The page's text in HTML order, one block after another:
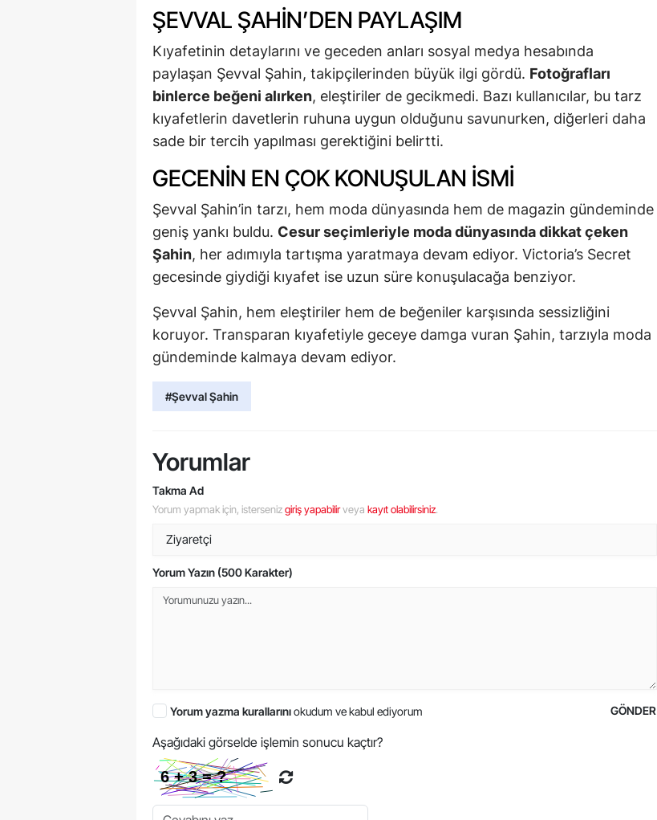
ŞEVVAL ŞAHIN’DEN PAYLAŞIM
Kıyafetinin detaylarını ve geceden anları sosyal medya hesabında
paylaşan Şevval Şahin, takipçilerinden büyük ilgi gördü. Fotoğrafları
binlerce beğeni alırken, eleştiriler de gecikmedi. Bazı kullanıcılar, bu tarz
kıyafetlerin davetlerin ruhuna uygun olduğunu savunurken, diğerleri daha
sade bir tercih yapılması gerektiğini belirtti.
GECENIN EN ÇOK KONUŞULAN İSMI
Şevval Şahin’in tarzı, hem moda dünyasında hem de magazin gündeminde
geniş yankı buldu. Cesur seçimleriyle moda dünyasında dikkat çeken
Şahin, her adımıyla tartışma yaratmaya devam ediyor. Victoria’s Secret
gecesinde giydiği kıyafet ise uzun süre konuşulacağa benziyor.
Şevval Şahin, hem eleştiriler hem de beğeniler karşısında sessizliğini
koruyor. Transparan kıyafetiyle geceye damga vuran Şahin, tarzıyla moda
gündeminde kalmaya devam ediyor.
#Şevval Şahin
Yorumlar
Takma Ad
Yorum yapmak için, istersenizgiriş yapabilirveya kayıt olabilirsiniz.
Yorum Yazın (500 Karakter)
GÖNDER
Yorum yazma kurallarınıokudum ve kabul ediyorum
Aşağıdaki görselde işlemin sonucu kaçtır?